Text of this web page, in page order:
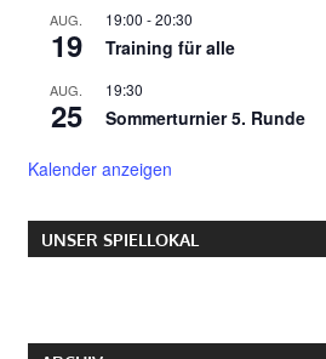
AUG.
19
19:00 -20:30
Training für alle
AUG.
25
19:30
Sommerturnier 5. Runde
Kalender anzeigen
UNSER SPIELLOKAL